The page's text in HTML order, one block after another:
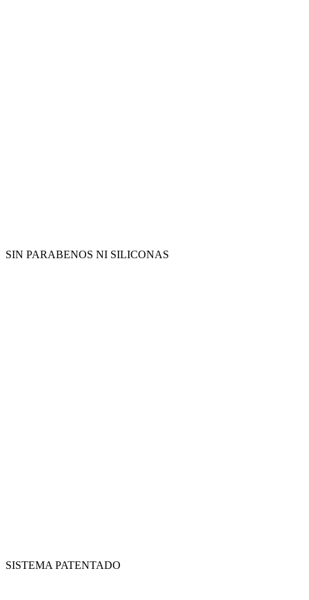
SIN PARABENOS NI SILICONAS
SISTEMA PATENTADO